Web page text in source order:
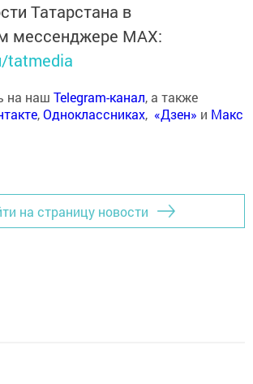
Татарстана в
мессенджере MАХ:
tatmedia
на наш Telegram-канал, а также
,Одноклассниках, «Дзен» и Макс
на страницу новости